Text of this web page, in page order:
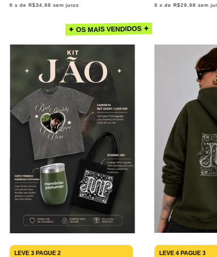
6 x de R$34,98 sem juros 6 x de R$29,98 sem
✦ OS MAIS VENDIDOS ✦
LEVE 3 PAGUE 2
LEVE 4 PAGUE 3